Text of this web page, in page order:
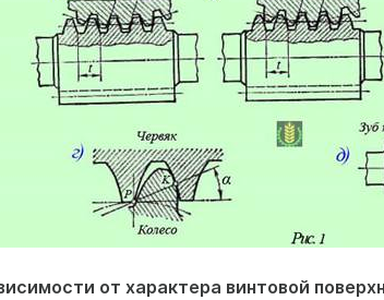
от характера винтовой